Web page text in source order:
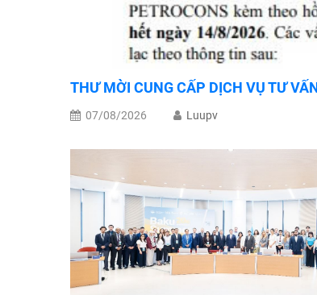
THƯ MỜI CUNG CẤP DỊCH VỤ TƯ
07/08/2026 Luupv